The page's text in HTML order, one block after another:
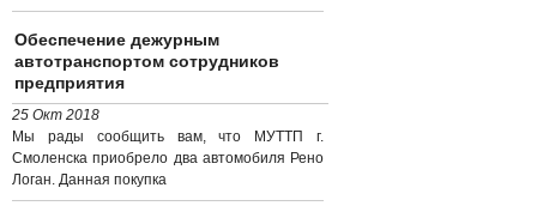
Обеспечение дежурным
автотранспортом сотрудников
предприятия
25 Окт 2018
Мы рады сообщить вам, что МУТТП г.
Смоленска приобрело два автомобиля Рено
Логан. Данная покупка